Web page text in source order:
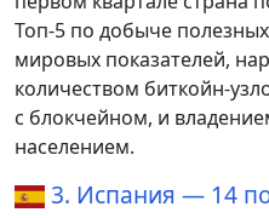
Топ-5 по добыче
мировых показателей,
количеством биткойн-
с блокчейном, и
населением.
3. Испания — 14